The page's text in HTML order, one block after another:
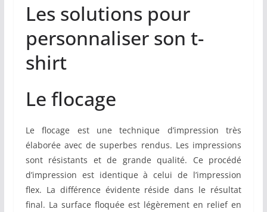
Les solutions pour
personnaliser son t-
shirt
Le flocage
Le flocage est une technique d’impression très
élaborée avec de superbes rendus. Les impressions
sont résistants et de grande qualité. Ce procédé
d’impression est identique à celui de l’impression
flex. La différence évidente réside dans le résultat
final. La surface floquée est légèrement en relief en